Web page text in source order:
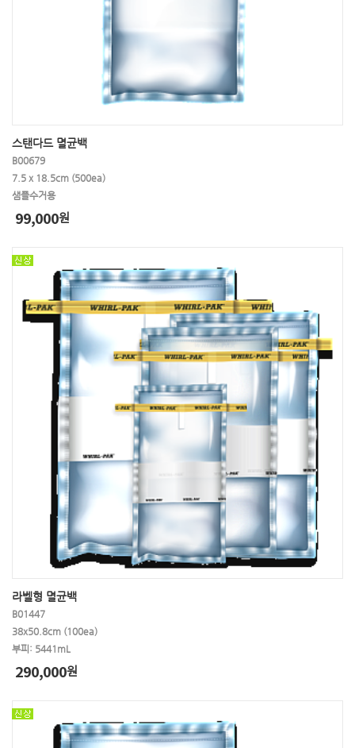
스탠다드 멸균백
B00679
7.5 x 18.5cm (500ea)
샘플수거용
99,000원
라벨형 멸균백
B01447
38x50.8cm (100ea)
부피: 5441mL
290,000원